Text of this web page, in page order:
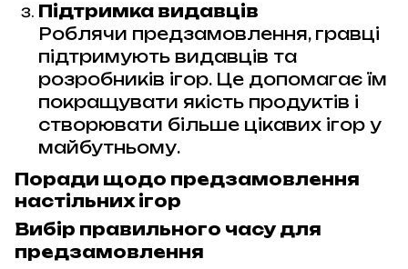
Підтримка видавців
Роблячи предзамовлення, гравці
підтримують видавців та
розробників ігор. Це допомагає їм
покращувати якість продуктів і
створювати більше цікавих ігор у
майбутньому.
Поради щодо предзамовлення
настільних ігор
Вибір правильного часу для
предзамовлення